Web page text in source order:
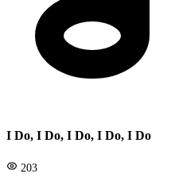
I Do, I Do, I Do, I Do, I Do
203